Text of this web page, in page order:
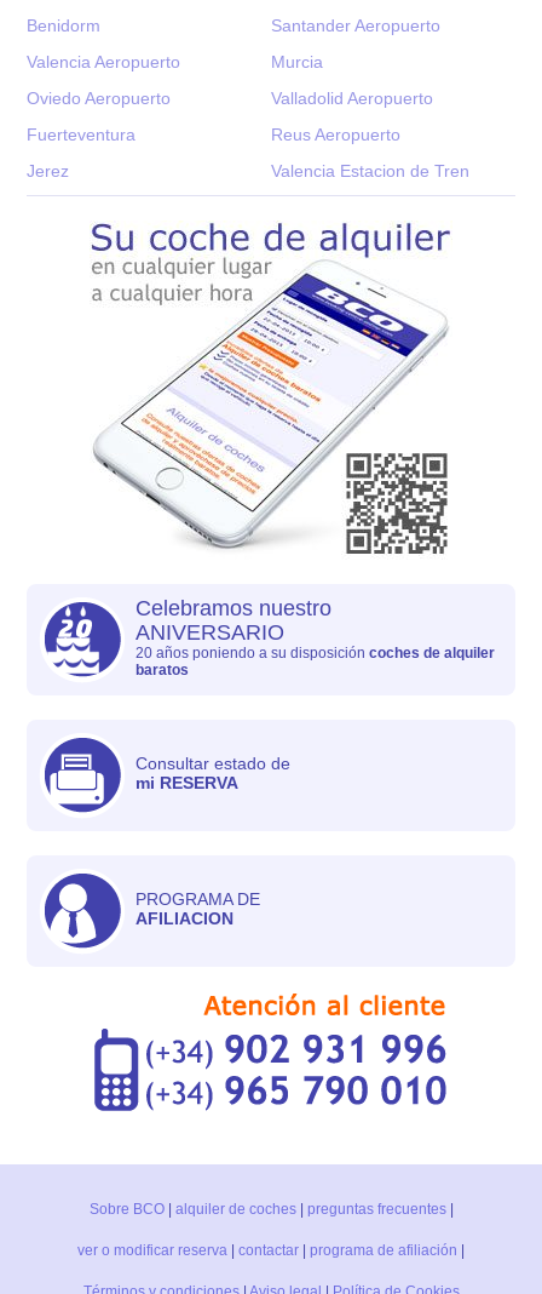
Benidorm
Santander Aeropuerto
Valencia Aeropuerto
Murcia
Oviedo Aeropuerto
Valladolid Aeropuerto
Fuerteventura
Reus Aeropuerto
Jerez
Valencia Estacion de Tren
Celebramos nuestro
ANIVERSARIO
20 años poniendo a su disposicióncoches de alquiler
baratos
Consultar estado de
mi RESERVA
PROGRAMA DE
AFILIACION
Sobre BCO| alquiler de coches| preguntas frecuentes|
ver o modificar reserva | contactar | programa de afiliación |